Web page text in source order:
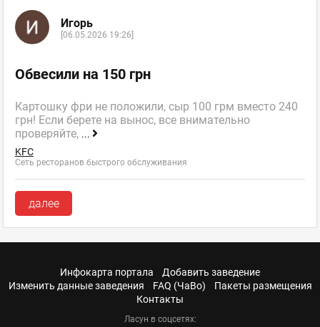
Игорь
[06.05.2026 19:26]
Обвесили на 150 грн
Картошку фри не положили, сыр 100 грм вместо 240
грн! Если берете на вынос, все внимательно
проверяйте, ...
KFC
Сеть ресторанов быстрого обслуживания
далее
Инфокарта портала
Добавить заведение
Изменить данные заведения
FAQ (ЧаВо)
Пакеты размещения
Контакты
Ласун в соцсетях: